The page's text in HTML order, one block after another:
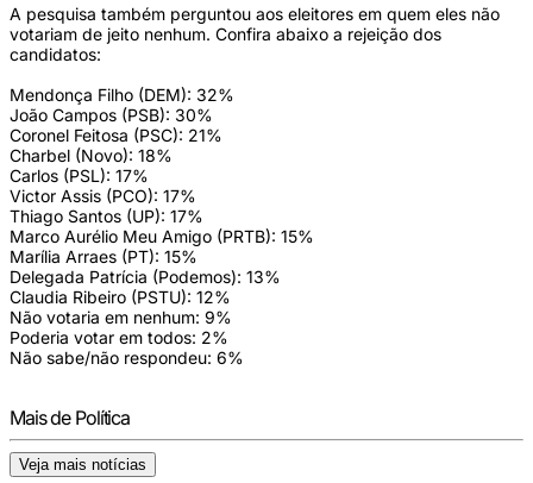
A pesquisa também perguntou aos eleitores em quem eles não
votariam de jeito nenhum. Confira abaixo a rejeição dos
candidatos:
Mendonça Filho (DEM): 32%
João Campos (PSB): 30%
Coronel Feitosa (PSC): 21%
Charbel (Novo): 18%
Carlos (PSL): 17%
Victor Assis (PCO): 17%
Thiago Santos (UP): 17%
Marco Aurélio Meu Amigo (PRTB): 15%
Marília Arraes (PT): 15%
Delegada Patrícia (Podemos): 13%
Claudia Ribeiro (PSTU): 12%
Não votaria em nenhum: 9%
Poderia votar em todos: 2%
Não sabe/não respondeu: 6%
Mais de Política
Veja mais notícias